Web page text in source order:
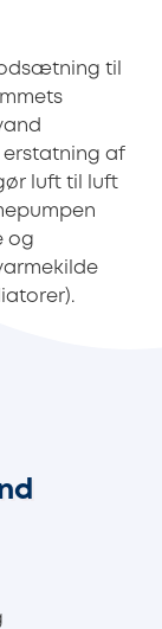
til
erstatning af
luft til luft
og